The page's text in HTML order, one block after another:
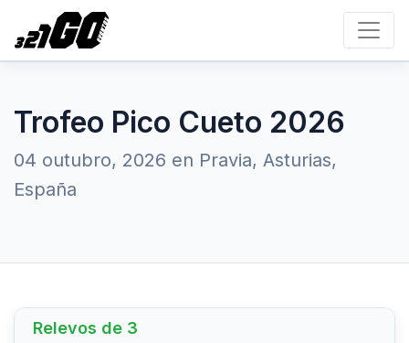
Trofeo Pico Cueto 2026
04 outubro, 2026 en Pravia, Asturias,
España
Relevos de 3